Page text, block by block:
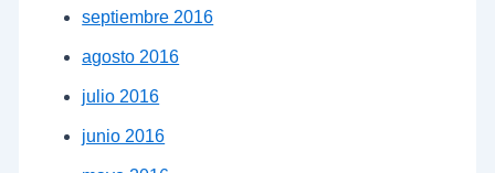
septiembre 2016
agosto 2016
julio 2016
junio 2016